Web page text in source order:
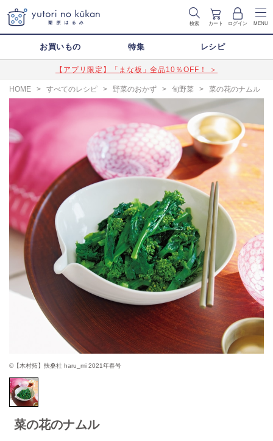
検索 カート ログイン MENU
お買いもの 特集 レシピ
【アプリ限定】「まな板」全品10％OFF！ ＞
HOME > すべてのレシピ > 野菜のおかず > 旬野菜 > 菜の花のナムル
©【木村拓】扶桑社 haru_mi 2021年春号
菜の花のナムル